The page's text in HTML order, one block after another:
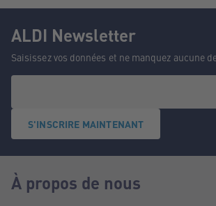
ALDI Newsletter
Saisissez vos données et ne manquez aucune
S'INSCRIRE MAINTENANT
À propos de nous